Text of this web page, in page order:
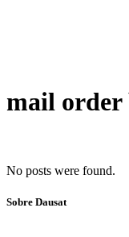
mail order
No posts were found.
Sobre Dausat